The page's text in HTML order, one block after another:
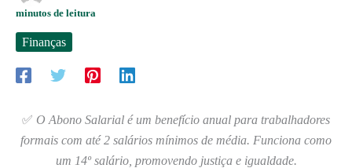
minutos de leitura
Finanças
✅ O Abono Salarial é um benefício anual para trabalhadores
formais com até 2 salários mínimos de média. Funciona como
um 14º salário, promovendo justiça e igualdade.